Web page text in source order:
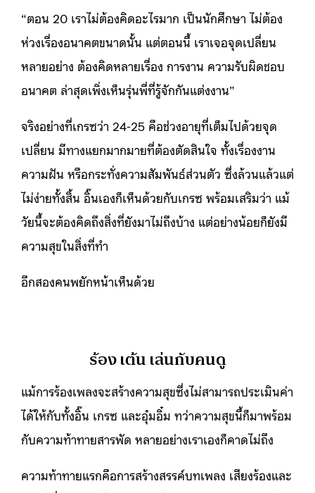
“ตอน 20 เราไม่ต้องคิดอะไรมาก เป็นนักศึกษา ไม่ต้อง
ห่วงเรื่องอนาคตขนาดนั้น แต่ตอนนี้ เราเจอจุดเปลี่ยน
หลายอย่าง ต้องคิดหลายเรื่อง การงาน ความรับผิดชอบ
อนาคต ล่าสุดเพิ่งเห็นรุ่นพี่ที่รู้จักกันแต่งงาน”
จริงอย่างที่เกรซว่า 24-25 คือช่วงอายุที่เต็มไปด้วยจุด
เปลี่ยน มีทางแยกมากมายที่ต้องตัดสินใจ ทั้งเรื่องงาน
ความฝัน หรือกระทั่งความสัมพันธ์ส่วนตัว ซึ่งล้วนแล้วแต่
ไม่ง่ายทั้งสิ้น อิ๊นเองก็เห็นด้วยกับเกรซ พร้อมเสริมว่า แม้
วัยนี้จะต้องคิดถึงสิ่งที่ยังมาไม่ถึงบ้าง แต่อย่างน้อยก็ยังมี
ความสุขในสิ่งที่ทำ
อีกสองคนพยักหน้าเห็นด้วย
ร้อง เต้น เล่นกับคนดู
แม้การร้องเพลงจะสร้างความสุขซึ่งไม่สามารถประเมินค่า
ได้ให้กับทั้งอิ๊น เกรซ และอุ๋มอิ๋ม ทว่าความสุขนี้ก็มาพร้อม
กับความท้าทายสารพัด หลายอย่างเราเองก็คาดไม่ถึง
ความท้าทายแรกคือการสร้างสรรค์บทเพลง เสียงร้องและ